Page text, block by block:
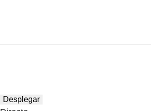
Desplegar